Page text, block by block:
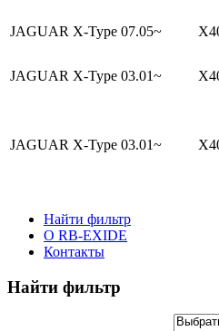
JAGUAR X-Type 07.05~
JAGUAR X-Type 03.01~
JAGUAR X-Type 03.01~
Найти фильтр
О RB-EXIDE
Контакты
Найти фильтр